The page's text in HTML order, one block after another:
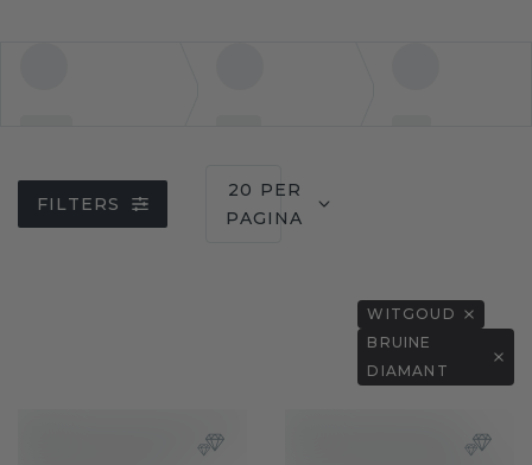
FILTERS
20 PER
PAGINA
WITGOUD
BRUINE
DIAMANT